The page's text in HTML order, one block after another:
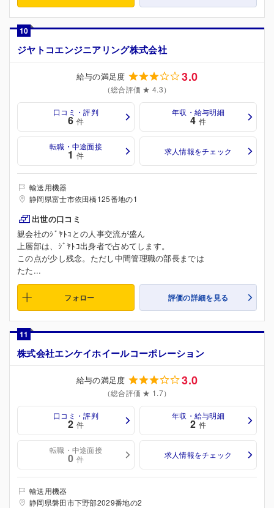
10
ジヤトコエンジニアリング株式会社
給与の満足度 3.0
（総合評価 ★ 4.3）
口コミ・評判
6 件
年収・給与明細
4 件
転職・中途面接
1 件 求人情報をチェック
輸送用機器
静岡県富士市依田橋125番地の1
出世の口コミ
親会社のｼﾞﾔﾄｺとの人事交流が盛ん
上層部は、ｼﾞﾔﾄｺ出身者で占めてします。
この点が少し残念。ただし中間管理職の部長までは
たた...
フォロー 評価の詳細を見る
11
株式会社エンケイホイールコーポレーション
給与の満足度 3.0
（総合評価 ★ 1.7）
口コミ・評判
2 件
年収・給与明細
2 件
転職・中途面接
0 件 求人情報をチェック
輸送用機器
静岡県磐田市下野部2029番地の2